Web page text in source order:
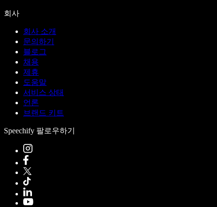
회사
회사 소개
문의하기
블로그
채용
제휴
도움말
서비스 상태
언론
브랜드 키트
Speechify 팔로우하기